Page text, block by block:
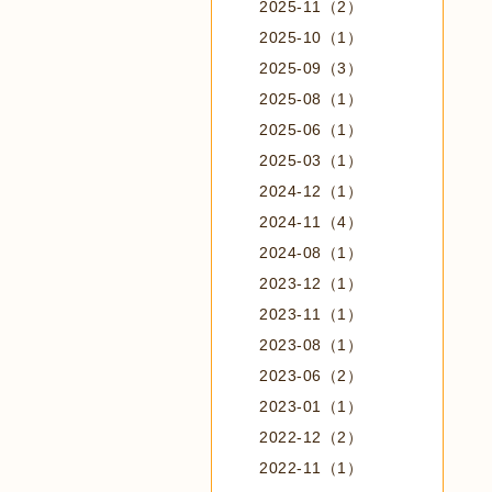
2025-11（2）
2025-10（1）
2025-09（3）
2025-08（1）
2025-06（1）
2025-03（1）
2024-12（1）
2024-11（4）
2024-08（1）
2023-12（1）
2023-11（1）
2023-08（1）
2023-06（2）
2023-01（1）
2022-12（2）
2022-11（1）